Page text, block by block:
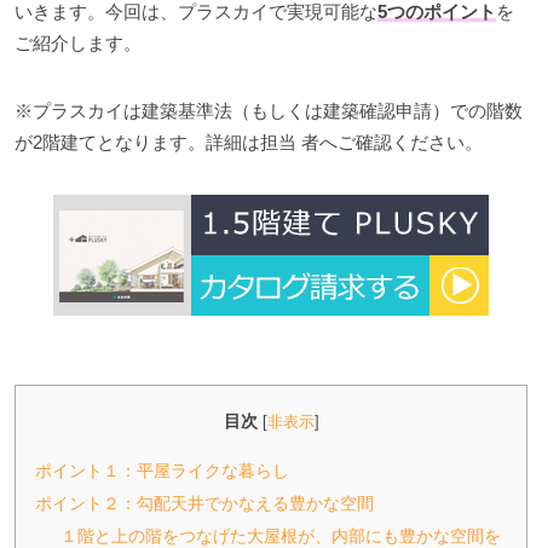
いきます。今回は、プラスカイで実現可能な5つのポイント を
ご紹介します。
※プラスカイは建築基準法（もしくは建築確認申請）での階数
が2階建てとなります。詳細は担当 者へご確認ください。
目次 [非表示]
ポイント１：平屋ライクな暮らし
ポイント２：勾配天井でかなえる豊かな空間
１階と上の階をつなげた大屋根が、内部にも豊かな空間を